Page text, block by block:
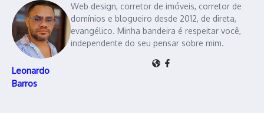
Leonardo
Barros
Web design, corretor de imóveis, corretor de
domínios e blogueiro desde 2012, de direta,
evangélico. Minha bandeira é respeitar você,
independente do seu pensar sobre mim.